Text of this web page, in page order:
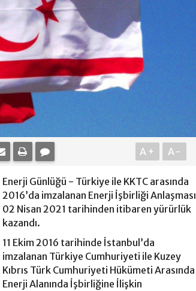
A+ A-
Enerji Günlüğü - Türkiye ile KKTC arasında
2016’da imzalanan Enerji İşbirliği Anlaşması
02 Nisan 2021 tarihinden itibaren yürürlük
kazandı.
11 Ekim 2016 tarihinde İstanbul’da
imzalanan Türkiye Cumhuriyeti ile Kuzey
Kıbrıs Türk Cumhuriyeti Hükümeti Arasında
Enerji Alanında İşbirliğine İlişkin